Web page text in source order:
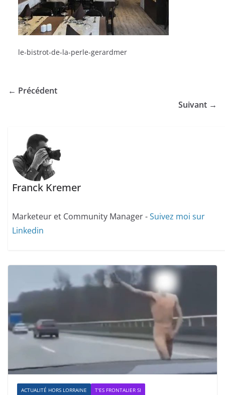
le-bistrot-de-la-perle-gerardmer
← Précédent
Suivant →
Franck Kremer
Marketeur et Community Manager -Suivez moi sur
Linkedin
ACTUALITÉ HORS LORRAINE T'ES FRONTALIER SI